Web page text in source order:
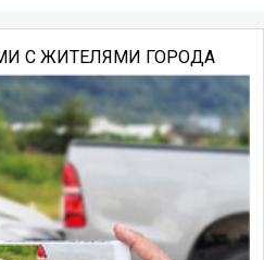
С ЖИТЕЛЯМИ ГОРОДА